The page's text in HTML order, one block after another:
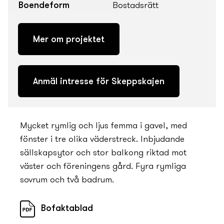
Boendeform
Bostadsrätt
Mer om projektet
Anmäl intresse för Skeppskajen
Mycket rymlig och ljus femma i gavel, med
fönster i tre olika väderstreck. Inbjudande
sällskapsytor och stor balkong riktad mot
väster och föreningens gård. Fyra rymliga
sovrum och två badrum.
Bofaktablad